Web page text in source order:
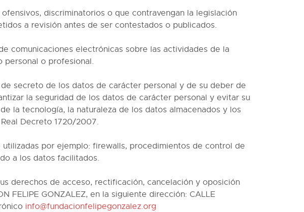
discriminatorios o que contravengan la legislación
a revisión antes de ser contestados o publicados.
comunicaciones electrónicas sobre las actividades de la
personal o profesional.
secreto de los datos de carácter personal y de su deber de
la seguridad de los datos de carácter personal y evitar su
la tecnología, la naturaleza de los datos almacenados y los
Decreto 1720/2007.
por ejemplo: firewalls, procedimientos de control de
a los datos facilitados.
derechos de acceso, rectificación, cancelación y oposición
FELIPE GONZALEZ, en la siguiente dirección: CALLE
info@fundacionfelipegonzalez.org